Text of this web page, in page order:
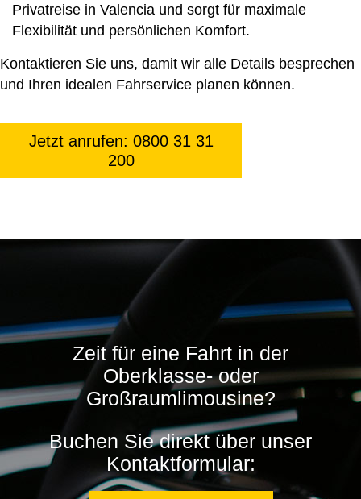
Privatreise in Valencia und sorgt für maximale
Flexibilität und persönlichen Komfort.
Kontaktieren Sie uns, damit wir alle Details besprechen
und Ihren idealen Fahrservice planen können.
Jetzt anrufen: 0800 31 31
200
Zeit für eine Fahrt in der
Oberklasse- oder
Großraumlimousine?
Buchen Sie direkt über unser
Kontaktformular: